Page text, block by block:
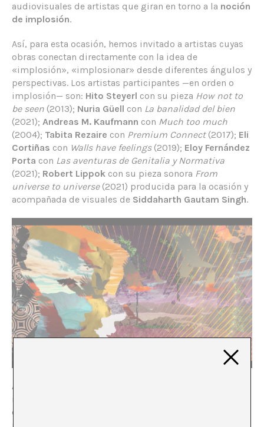
audiovisuales de artistas que giran en torno a la noción
de implosión.
Así, para esta ocasión, hemos invitado a artistas cuyas
obras conectan directamente con la idea de
«implosión», «implosionar» desde diferentes ángulos y
perspectivas. Los artistas participantes —en orden o
implosión— son: Hito Steyerl con su pieza How not to
be seen (2013); Nuria Güell con La banalidad del bien
(2021); Andreas M. Kaufmann con Much too much
(2004); Tabita Rezaire con Premium Connect(2017); Eli
Cortiñas con Walls have feelings(2019); Eloy Fernández
Porta con Las aventuras de Genitalia y Normativa
(2021); Robert Lippok con su pieza sonora From
universe to universe(2021) producida para la ocasión y
acompañada de visuales de Siddaharth Gautam Singh.
A*LIVE_Masters of Implosion
implosión social. Desde hace tiempo, diferentes
especialistas coinciden en que el malestar producido